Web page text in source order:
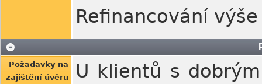
Refinancování
Požadavky na
zajištění úvěru
U klientů s